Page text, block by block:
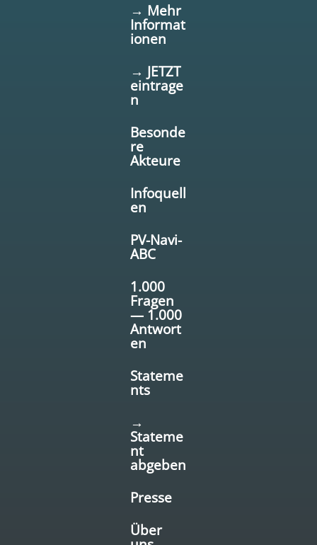
→ Mehr
Informat
ionen
→ JETZT
eintrage
n
Besonde
re
Akteure
Infoquell
en
PV-Navi-
ABC
1.000
Fragen
— 1.000
Antwort
en
Stateme
nts
→
Stateme
nt
abgeben
Presse
Über